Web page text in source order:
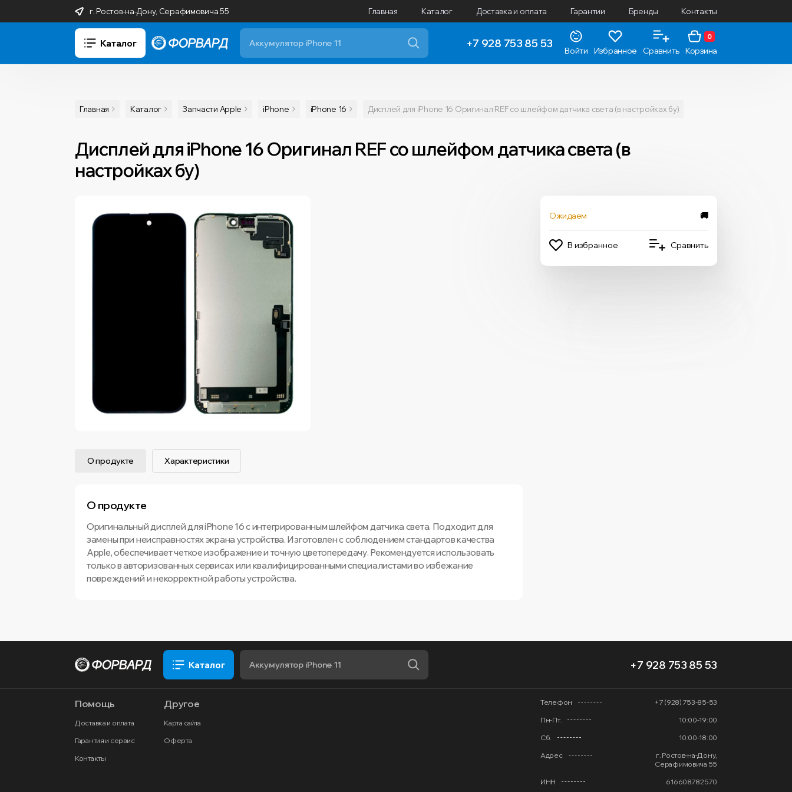
г. Ростов-на-Дону, Серафимовича 55 Главная Каталог Доставка и оплата Гарантии Бренды Контакты
Каталог +7 928 753 85 53
Войти Избранное Сравнить
0
Корзина
Главная Каталог Запчасти Apple iPhone iPhone 16 Дисплей для iPhone 16 Оригинал REF со шлейфом датчика света (в настройках бу)
Дисплей для iPhone 16 Оригинал REF со шлейфом датчика света (в
настройках бу)
Ожидаем 🚚
В избранное Сравнить
О продукте Характеристики
О продукте
Оригинальный дисплей для iPhone 16 с интегрированным шлейфом датчика света. Подходит для
замены при неисправностях экрана устройства. Изготовлен с соблюдением стандартов качества
Apple, обеспечивает четкое изображение и точную цветопередачу. Рекомендуется использовать
только в авторизованных сервисах или квалифицированными специалистами во избежание
повреждений и некорректной работы устройства.
Каталог +7 928 753 85 53
Помощь
Доставка и оплата
Гарантия и сервис
Контакты
Другое
Карта сайта
Оферта
Телефон
+7 (928) 753-85-53
Пн-Пт.
10:00-19:00
Сб.
10:00-18:00
Адрес
г. Ростов-на-Дону,
Серафимовича 55
ИНН
616608782570